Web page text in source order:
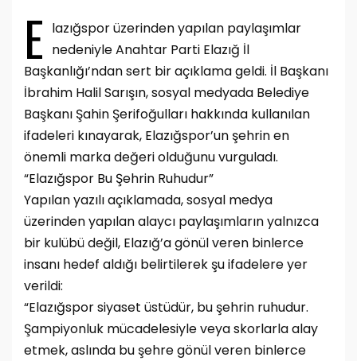
E lazığspor üzerinden yapılan paylaşımlar
nedeniyle Anahtar Parti Elazığ İl
Başkanlığı’ndan sert bir açıklama geldi. İl Başkanı
İbrahim Halil Sarışın, sosyal medyada Belediye
Başkanı Şahin Şerifoğulları hakkında kullanılan
ifadeleri kınayarak, Elazığspor’un şehrin en
önemli marka değeri olduğunu vurguladı.
“Elazığspor Bu Şehrin Ruhudur”
Yapılan yazılı açıklamada, sosyal medya
üzerinden yapılan alaycı paylaşımların yalnızca
bir kulübü değil, Elazığ’a gönül veren binlerce
insanı hedef aldığı belirtilerek şu ifadelere yer
verildi:
“Elazığspor siyaset üstüdür, bu şehrin ruhudur.
Şampiyonluk mücadelesiyle veya skorlarla alay
etmek, aslında bu şehre gönül veren binlerce